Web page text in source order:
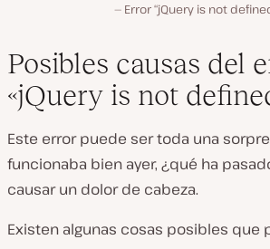
Error “jQuery is not
Posibles causas del
«jQuery is not
Este error puede ser toda una
funcionaba bien ayer, ¿qué ha
causar un dolor de cabeza.
Existen algunas cosas posibles que